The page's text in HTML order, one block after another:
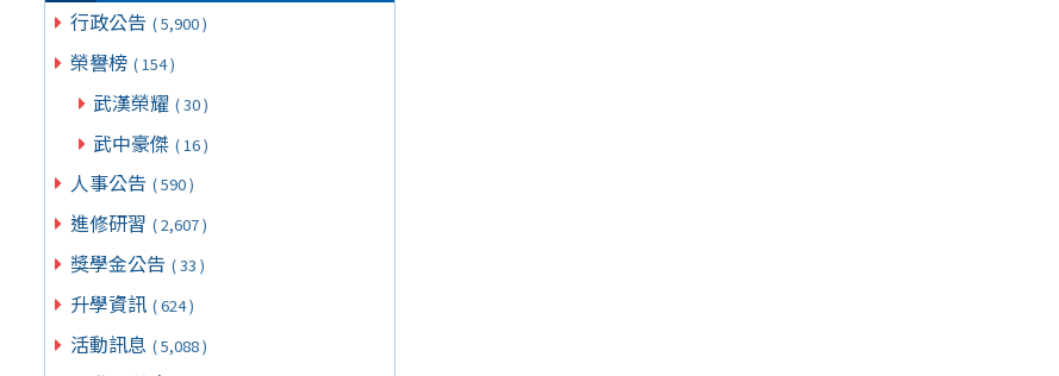
行政公告 ( 5,900 )
榮譽榜 ( 154 )
武漢榮耀 ( 30 )
武中豪傑 ( 16 )
人事公告 ( 590 )
進修研習 ( 2,607 )
獎學金公告 ( 33 )
升學資訊 ( 624 )
活動訊息 ( 5,088 )